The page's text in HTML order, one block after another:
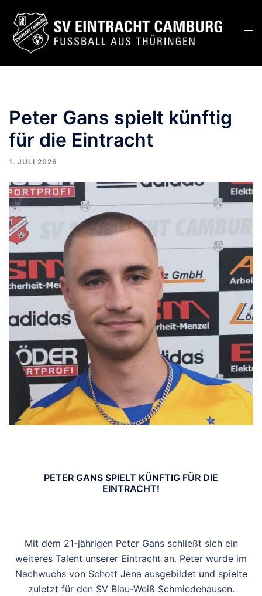
Peter Gans spielt künftig
für die Eintracht
1. JULI 2026
PETER GANS SPIELT KÜNFTIG FÜR DIE
EINTRACHT!
Mit dem 21-jährigen Peter Gans schließt sich ein
weiteres Talent unserer Eintracht an. Peter wurde im
Nachwuchs von Schott Jena ausgebildet und spielte
zuletzt für den SV Blau-Weiß Schmiedehausen.